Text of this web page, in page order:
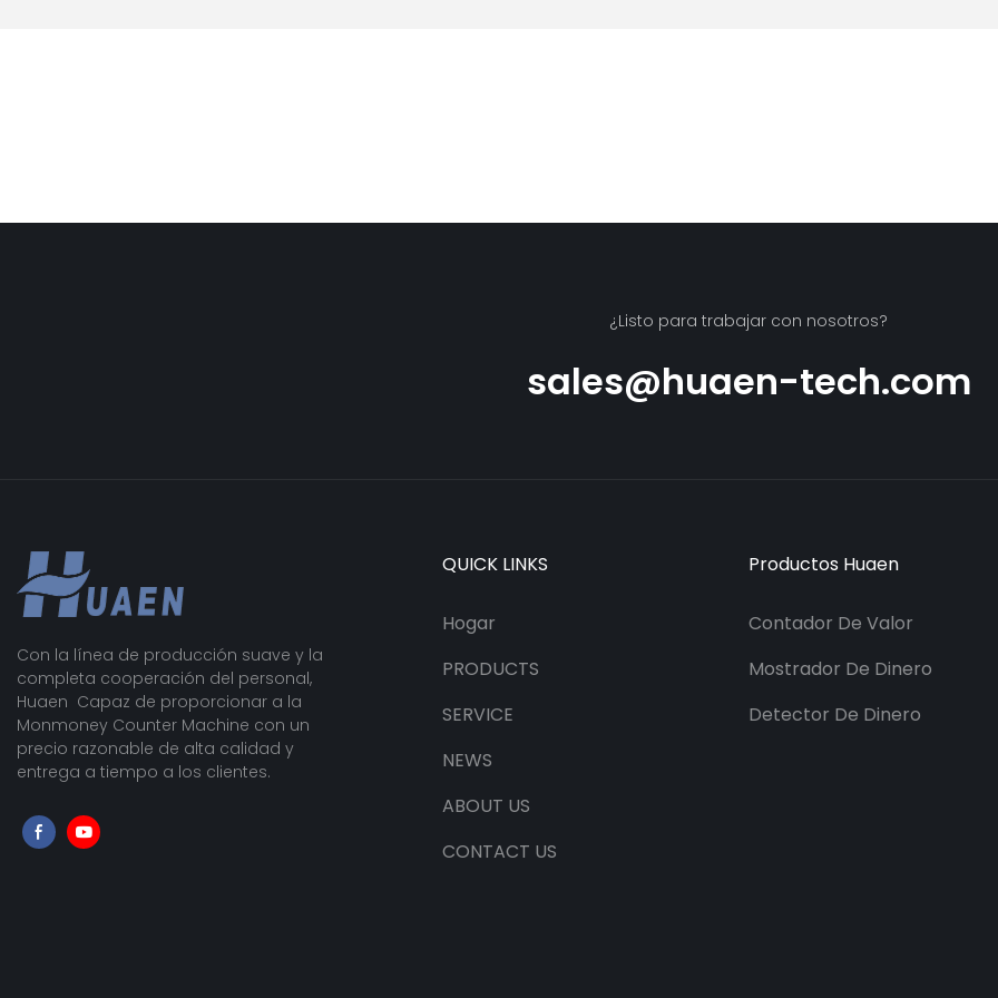
¿Listo para trabajar con nosotros?
sales@huaen-tech.com
Con la línea de producción suave y la
completa cooperación del personal,
Huaen Capaz de proporcionar a la
Monmoney Counter Machine con un
precio razonable de alta calidad y
entrega a tiempo a los clientes.
QUICK LINKS
Hogar
PRODUCTS
SERVICE
NEWS
ABOUT US
CONTACT US
Productos Huaen
Contador De Valor
Mostrador De Dinero
Detector De Dinero